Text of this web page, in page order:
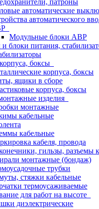
патроны
автоматические
автоматического
Модульные блоки АВР
блоки питания,
боксы
корпуса, боксы
ящики в сборе
корпуса, боксы
изделия
монтажные
кабельные
кабельные
кабеля, провода
гильзы, разъемы
монтажные (бондаж)
трубки
стяжки кабельные
термоусаживаемые
для работ на высоте
диэлектрические